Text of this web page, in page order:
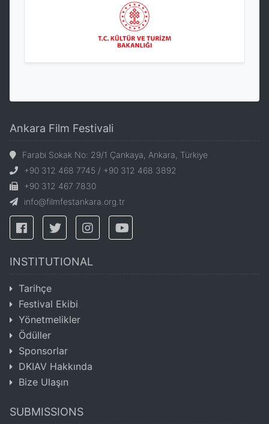
Ankara Film Festivali
Farabi Sokak No: 29/1 Çankaya, Ankara, Türkiye
+90 312 468 7745 / +90 312 468 3892
+90 312 467 7830
info@filmfestankara.org.tr
INSTITUTIONAL
Tarihçe
Festival Ekibi
Yönetmelikler
Ödüller
Sponsorlar
DKIAV Hakkında
Bize Ulaşın
SUBMISSIONS